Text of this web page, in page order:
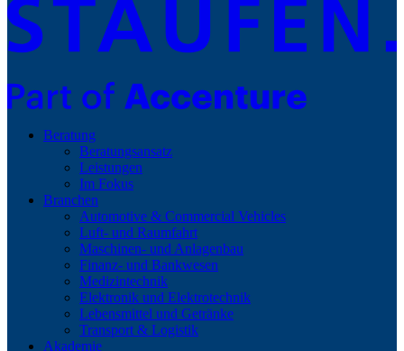
Beratung
Beratungsansatz
Leistungen
Im Fokus
Branchen
Automotive & Commercial Vehicles
Luft- und Raumfahrt
Maschinen- und Anlagenbau
Finanz- und Bankwesen
Medizintechnik
Elektronik und Elektrotechnik
Lebensmittel und Getränke
Transport & Logistik
Akademie